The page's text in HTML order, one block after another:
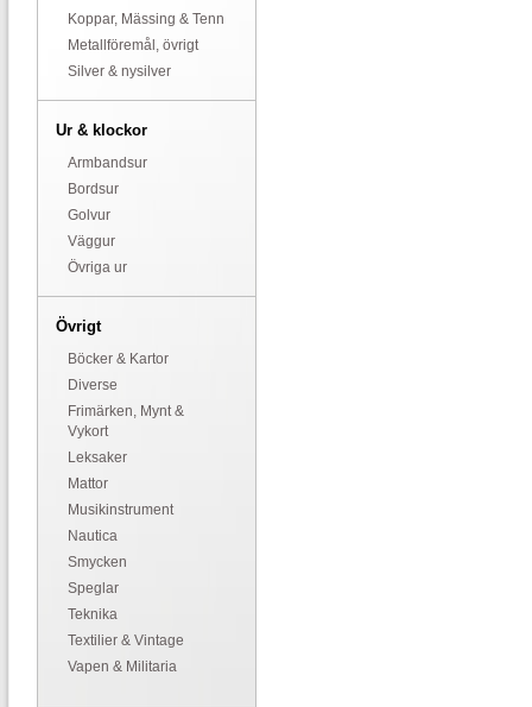
Koppar, Mässing & Tenn
Metallföremål, övrigt
Silver & nysilver
Ur & klockor
Armbandsur
Bordsur
Golvur
Väggur
Övriga ur
Övrigt
Böcker & Kartor
Diverse
Frimärken, Mynt &
Vykort
Leksaker
Mattor
Musikinstrument
Nautica
Smycken
Speglar
Teknika
Textilier & Vintage
Vapen & Militaria